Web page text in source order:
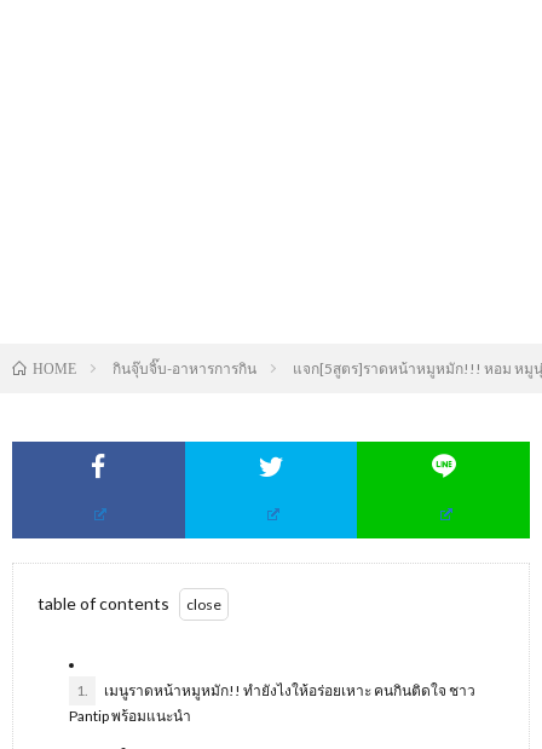
HOME กินจุ๊บจิ๊บ-อาหารการกิน แจก[5สูตร]ราดหน้าหมูหมัก!!! หอม หมูนุ่
table of contents
1.
เมนูราดหน้าหมูหมัก!! ทํายังไงให้อร่อยเหาะ คนกินติดใจ ชาว
Pantip พร้อมแนะนํา